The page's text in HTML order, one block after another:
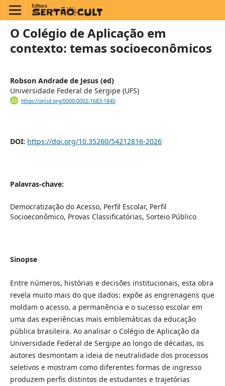
O Colégio de Aplicação em
contexto: temas socioeconômicos
Robson Andrade de Jesus (ed)
Universidade Federal de Sergipe (UFS)
https://orcid.org/0000-0002-1683-1840
DOI: https://doi.org/10.35260/54212816-2026
Palavras-chave:
Democratização do Acesso, Perfil Escolar, Perfil
Socioeconômico, Provas Classificatórias, Sorteio Público
Sinopse
Entre números, histórias e decisões institucionais, esta obra
revela muito mais do que dados: expõe as engrenagens que
moldam o acesso, a permanência e o sucesso escolar em
uma das experiências mais emblemáticas da educação
pública brasileira. Ao analisar o Colégio de Aplicação da
Universidade Federal de Sergipe ao longo de décadas, os
autores desmontam a ideia de neutralidade dos processos
seletivos e mostram como diferentes formas de ingresso
produzem perfis distintos de estudantes e trajetórias